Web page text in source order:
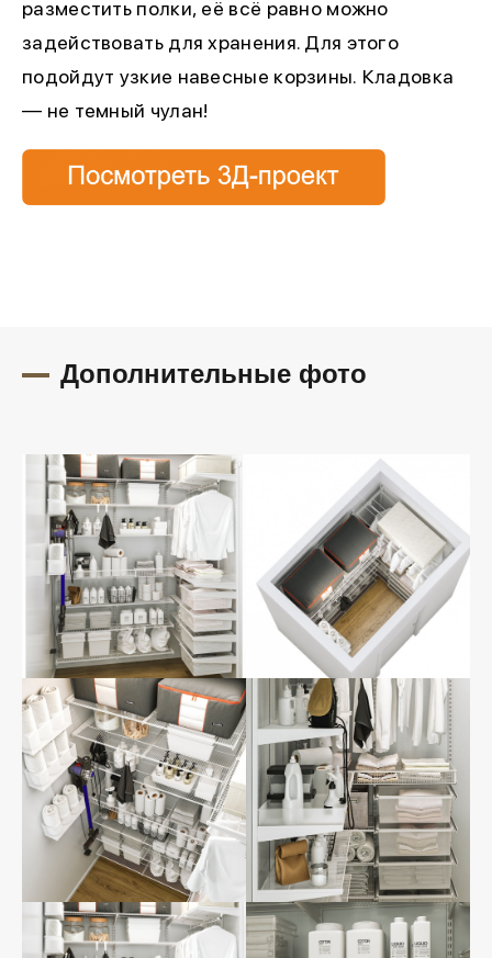
разместить полки, её всё равно можно
задействовать для хранения. Для этого
подойдут узкие навесные корзины. Кладовка
— не темный чулан!
Дополнительные фото